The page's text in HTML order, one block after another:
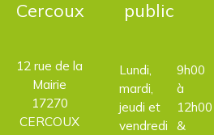
Cercoux
12 rue de la
Mairie
17270
CERCOUX
public
Lundi,
mardi,
jeudi et
vendredi
9h00
à
12h00
&